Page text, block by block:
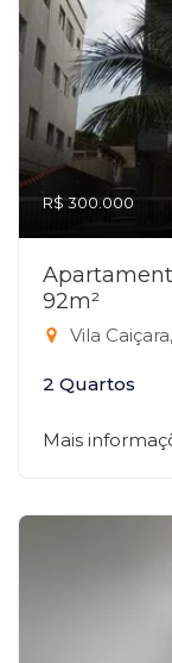
R$ 300.000
92m²
Vila
2 Quartos
Mais